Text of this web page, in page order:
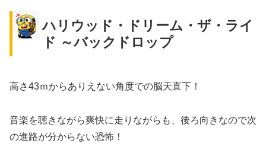
ハリウッド・ドリーム・ザ・ライ
ド ～バックドロップ
高さ43ｍからありえない角度での脳天直下！
音楽を聴きながら爽快に走りながらも、後ろ向きなので次
の進路が分からない恐怖！